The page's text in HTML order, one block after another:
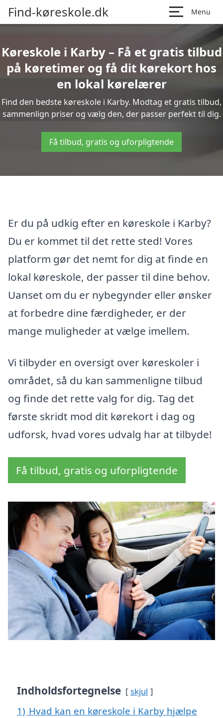
Find-køreskole.dk Menu
Køreskole i Karby – Få et gratis tilbud
på køretimer og få dit kørekort hos
en lokal kørelærer
Find den bedste køreskole i Karby. Modtag et gratis tilbud,
sammenlign priser og vælg den, der passer perfekt til dig.
Få tilbud, gratis og uforpligtende
Er du på udkig efter en køreskole i Karby?
Du er kommet til det rette sted! Vores
platform gør det nemt for dig at finde en
lokal køreskole, der passer til dine behov.
Uanset om du er nybegynder eller ønsker
at forbedre dine færdigheder, er der
mange muligheder at vælge imellem.
Vi tilbyder en oversigt over køreskoler i
området, så du kan sammenligne tilbud
og finde det rette valg for dig. Tag det
første skridt mod dit kørekort i dag og
udforsk, hvad vores udvalg har at tilbyde!
Få tilbud, gratis og uforpligtende
Indholdsfortegnelse skjul
1) Hvad kan en køreskole i Karby hjælpe